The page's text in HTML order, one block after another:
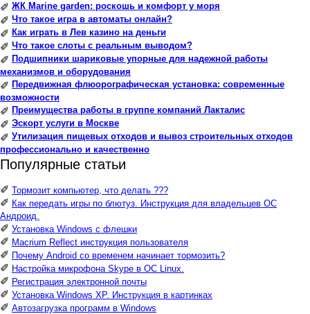
✐ ЖК Marine garden: роскошь и комфорт у моря
✐ Что такое игра в автоматы онлайн?
✐ Как играть в Лев казино на деньги
✐ Что такое слоты с реальным выводом?
✐ Подшипники шариковые упорные для надежной работы
механизмов и оборудования
✐ Передвижная флюорографическая установка: современные
возможности
✐ Преимущества работы в группе компаний Лакталис
✐ Эскорт услуги в Москве
✐ Утилизация пищевых отходов и вывоз строительных отходов
профессионально и качественно
Популярные статьи
✐ Тормозит компьютер, что делать ???
✐ Как передать игры по блютуз. Инструкция для владельцев ОС
Андроид.
✐ Установка Windows с флешки
✐ Macrium Reflect инструкция пользователя
✐ Почему Android со временем начинает тормозить?
✐ Настройка микрофона Skype в ОС Linux.
✐ Регистрация электронной почты
✐ Установка Windows XP. Инструкция в картинках
✐ Автозагрузка программ в Windows